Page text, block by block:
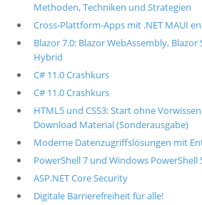
Methoden, Techniken und Strategien
Cross-Plattform-Apps mit .NET MAUI
Blazor 7.0: Blazor WebAssembly,
Hybrid
C# 11.0 Crashkurs
C# 11.0 Crashkurs
HTML5 und CSS3: Start ohne
Download Material (Sonderausgabe)
Moderne Datenzugriffslösungen mit
PowerShell 7 und Windows PowerShell
ASP.NET Core Security
Digitale Barrierefreiheit für alle!